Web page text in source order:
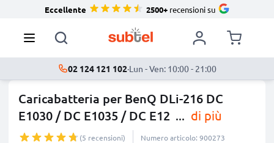
Eccellente 2500+recensioni su
02 124 121 102·Lun - Ven: 10:00 - 21:00
Caricabatteria per BenQ DLi-216 DC
E1030 / DC E1035 / DC E12 ... di più
(5 recensioni) Numero articolo: 900273